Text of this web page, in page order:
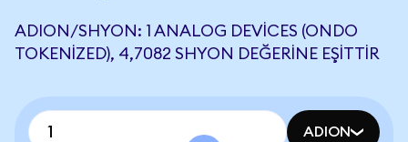
ADION/SHYON: 1 ANALOG DEVICES (ONDO
TOKENIZED), 4,7082 SHYON DEĞERINE EŞITTIR
ADION